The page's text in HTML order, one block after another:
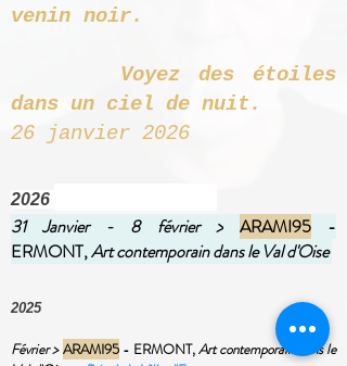
venin noir.
Voyez des étoiles
dans un ciel de nuit.
26 janvier 2026
2026
31 Janvier - 8 février > ARAMI95-
ERMONT,Art contemporain dans le Val d'Oise
2025
Février >ARAMI95- ERMONT,Art contemporain dans le